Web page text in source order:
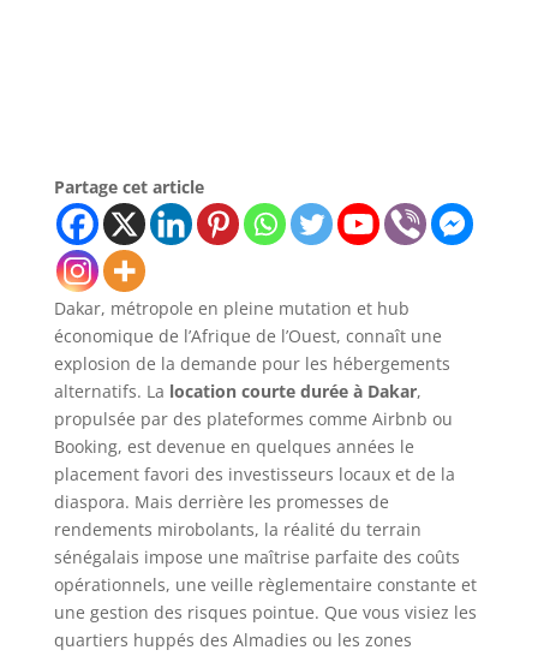
Partage cet article
Dakar, métropole en pleine mutation et hub
économique de l’Afrique de l’Ouest, connaît une
explosion de la demande pour les hébergements
alternatifs. La location courte durée à Dakar,
propulsée par des plateformes comme Airbnb ou
Booking, est devenue en quelques années le
placement favori des investisseurs locaux et de la
diaspora. Mais derrière les promesses de
rendements mirobolants, la réalité du terrain
sénégalais impose une maîtrise parfaite des coûts
opérationnels, une veille règlementaire constante et
une gestion des risques pointue. Que vous visiez les
quartiers huppés des Almadies ou les zones